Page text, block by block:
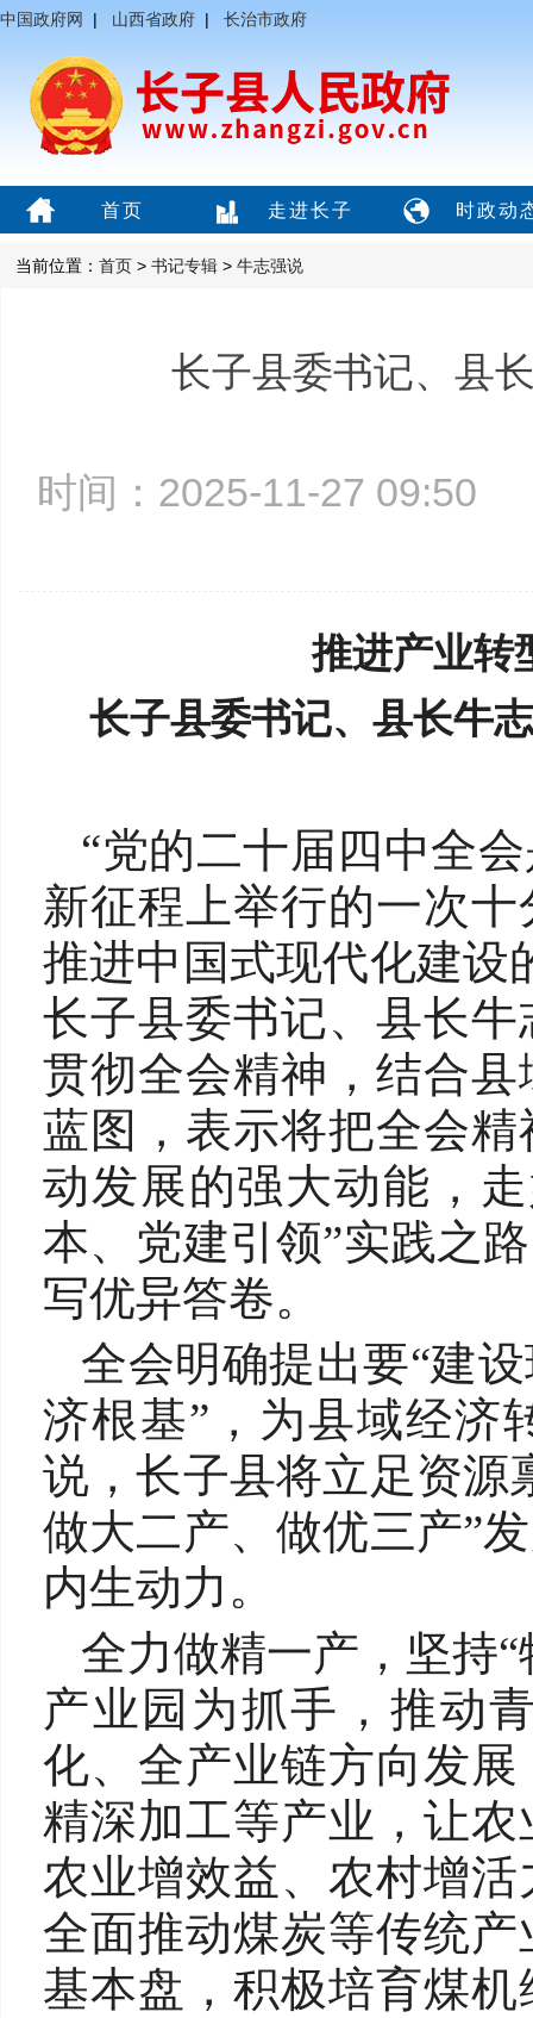
中国政府网 | 山西省政府 | 长治市政府
首页 走进长子 时政动
当前位置： 首页 > 书记专辑 > 牛志强说
长子县委书记、县
时间：2025-11-27
推进产业
长子县委书记、县长牛
“党的二十届四中全
新征程上举行的一次
推进中国式现代化建设
长子县委书记、县长
贯彻全会精神，结合
蓝图，表示将把全会
动发展的强大动能，
本、党建引领”实践之
写优异答卷。
全会明确提出要“建
济根基”，为县域经济
说，长子县将立足资源
做大二产、做优三产”
内生动力。
全力做精一产，坚持
产业园为抓手，推动
化、全产业链方向发
精深加工等产业，让
农业增效益、农村增
全面推动煤炭等传统
基本盘，积极培育煤